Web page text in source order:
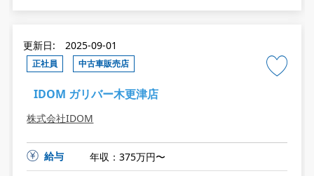
更新日: 2025-09-01
正社員 中古車販売店
IDOM ガリバー木更津店
株式会社IDOM
給与
年収：375万円〜